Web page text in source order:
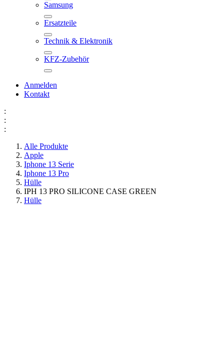
Samsung
Ersatzteile
Technik & Elektronik
KFZ-Zubehör
Anmelden
Kontakt
:
:
:
Alle Produkte
Apple
Iphone 13 Serie
Iphone 13 Pro
Hülle
IPH 13 PRO SILICONE CASE GREEN
Hülle